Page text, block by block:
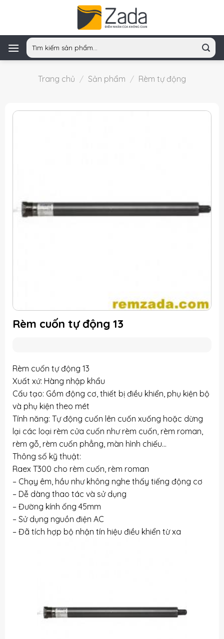
Tìm
kiếm:
Trang chủ / Sản phẩm / Rèm tự động
Rèm cuốn tự động 13
Rèm cuốn tự động 13
Xuất xứ: Hàng nhập khẩu
Cấu tạo: Gồm động cơ, thiết bị điều khiển, phụ kiện bộ
và phụ kiện theo mét
Tính năng: Tự động cuốn lên cuốn xuống hoặc dừng
lại các loại rèm cửa cuốn như rèm cuốn, rèm roman,
rèm gỗ, rèm cuốn phẳng, màn hình chiếu…
Thông số kỹ thuật:
Raex T300 cho rèm cuốn, rèm roman
– Chạy êm, hầu như không nghe thấy tiếng động cơ
– Dễ dàng thao tác và sử dụng
– Đường kính ống 45mm
– Sử dụng nguồn điện AC
– Đã tích hợp bộ nhận tín hiệu điều khiển từ xa